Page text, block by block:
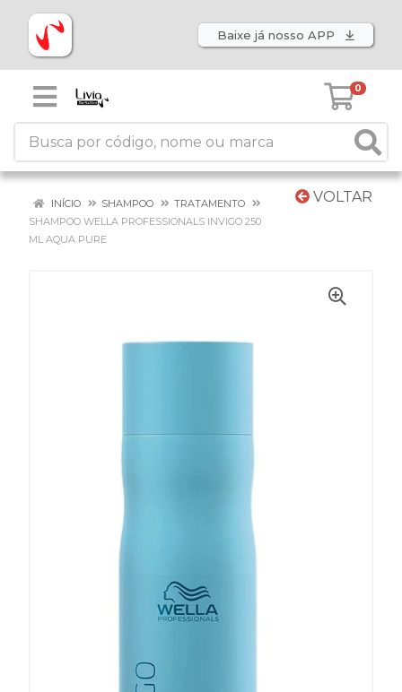
Baixe já nosso APP
0
VOLTAR
INÍCIO SHAMPOO
TRATAMENTO
SHAMPOO WELLA PROFESSIONALS INVIGO 250
ML AQUA PURE